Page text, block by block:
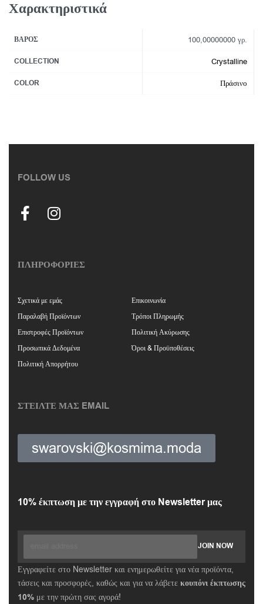
Χαρακτηριστικά
ΒΆΡΟΣ 100,00000000 γρ.
COLLECTION Crystalline
COLOR Πράσινο
FOLLOW US
ΠΛΗΡΟΦΟΡΙΕΣ
Σχετικά με εμάς
Επικοινωνία
Παραλαβή Προϊόντων
Τρόποι Πληρωμής
Επιστροφές Προϊόντων
Πολιτική Ακύρωσης
Προσωπικά Δεδομένα
Όροι & Προϋποθέσεις
Πολιτική Απορρήτου
ΣΤΕΙΛΤΕ ΜΑΣ EMAIL
swarovski@kosmima.moda
10% έκπτωση με την εγγραφή στο Newsletter μας
Εγγραφείτε στο Newsletter και ενημερωθείτε για νέα προϊόντα,
τάσεις και προσφορές, καθώς και για να λάβετε κουπόνι έκπτωσης
10% με την πρώτη σας αγορά!